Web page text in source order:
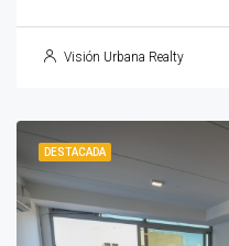
Visión Urbana Realty
DESTACADA